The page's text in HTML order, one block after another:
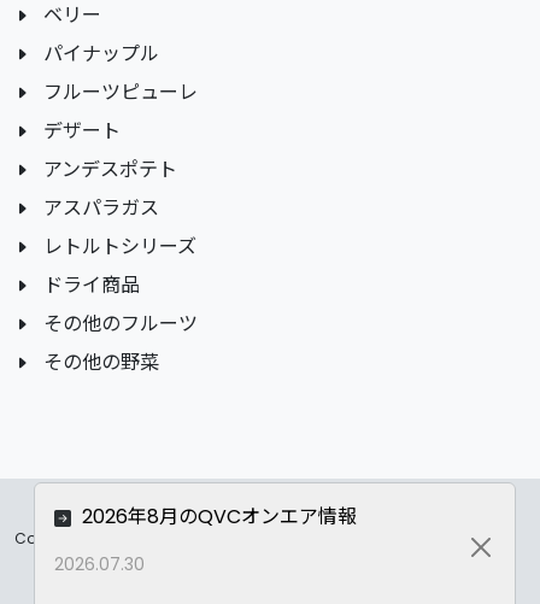
ベリー
パイナップル
フルーツピューレ
デザート
アンデスポテト
アスパラガス
レトルトシリーズ
ドライ商品
その他のフルーツ
その他の野菜
Copyrights ©
2026年8月のQVCオンエア情報
2026.07.30 Close